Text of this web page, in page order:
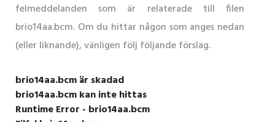
felmeddelanden som är relaterade till filen
brio14aa.bcm. Om du hittar någon som anges nedan
(eller liknande), vänligen följ följande förslag.
brio14aa.bcm är skadad
brio14aa.bcm kan inte hittas
Runtime Error - brio14aa.bcm